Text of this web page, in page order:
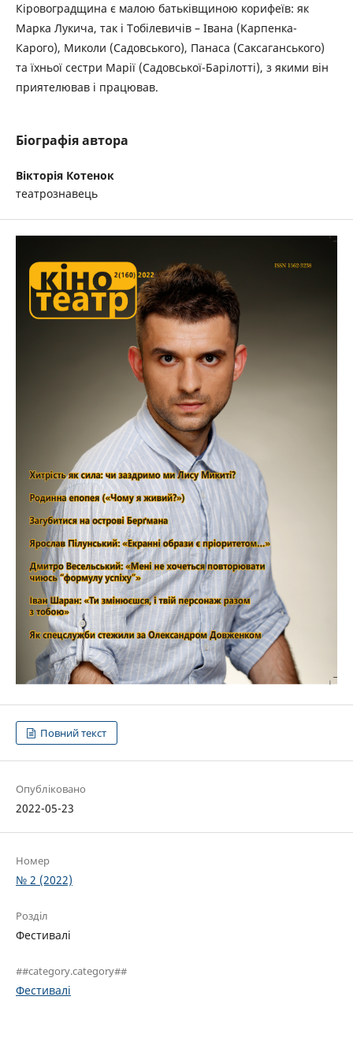
Кіровоградщина є малою батьківщиною корифеїв: як
Марка Лукича, так і Тобілевичів – Івана (Карпенка-
Карого), Миколи (Садовського), Панаса (Саксаганського)
та їхньої сестри Марії (Садовської-Барілотті), з якими він
приятелював і працював.
Біографія автора
Вікторія Котенок
театрознавець
Повний текст
Опубліковано
2022-05-23
Номер
№ 2 (2022)
Розділ
Фестивалі
##category.category##
Фестивалі